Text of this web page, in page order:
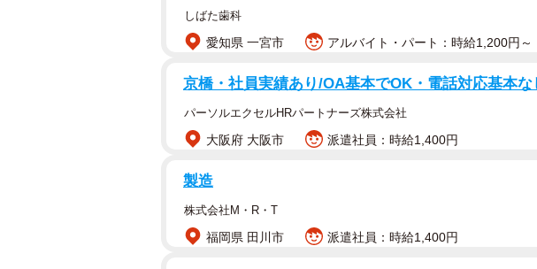
最初は隣町への買い物だけだったのが、いつしか近所のス
いるうちにAさんは罪悪感にかられるようになりました。
駅員と目が合うたびに、「呼び止められるのでは」と不安
を本人の代わりに使う行為は、法的にどうなるのでしょう
さんに聞きました。
しばた歯科
愛知県 一宮市 アルバイト・パート：時給1,200円～
京橋・社員実績あり/OA基本でOK・電話対応基本
パーソルエクセルHRパートナーズ株式会社
大阪府 大阪市 派遣社員：時給1,400円
製造
株式会社M・R・T
福岡県 田川市 派遣社員：時給1,400円